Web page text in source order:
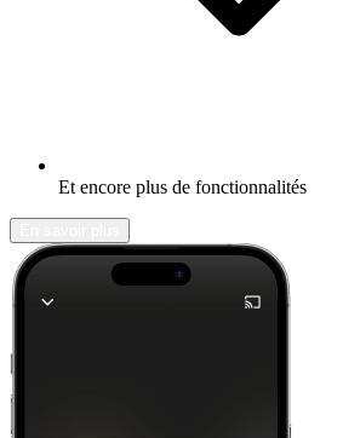
Et encore plus de fonctionnalités